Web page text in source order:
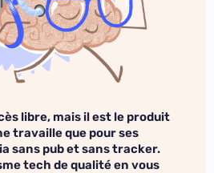
libre, mais il est le produit
travaille que pour ses
sans pub et sans tracker.
tech de qualité en vous